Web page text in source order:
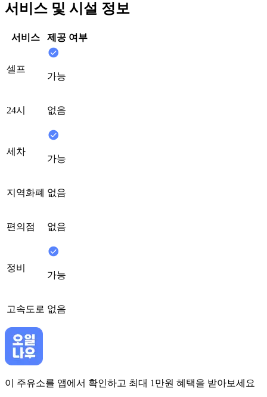
서비스 및 시설 정보
서비스 제공 여부
셀프
가능
24시 없음
세차
가능
지역화폐 없음
편의점 없음
정비
가능
고속도로 없음
이 주유소를 앱에서 확인하고 최대 1만원 혜택을 받아보세요